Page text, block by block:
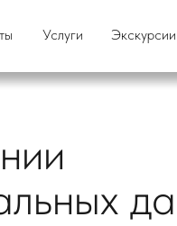
Экскурсии
Услуги Экскурсии
Услуги